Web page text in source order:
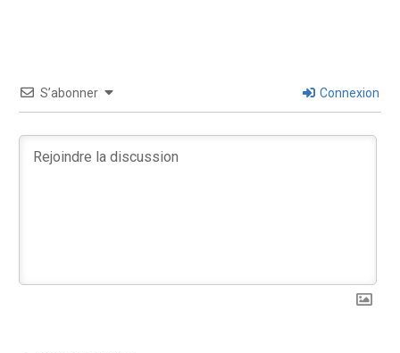
S’abonner Connexion